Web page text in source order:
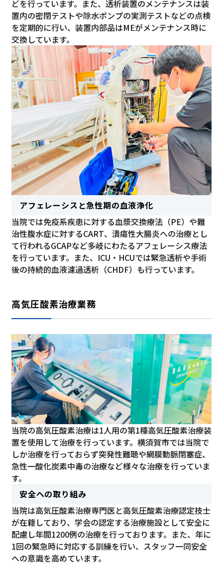
どを行っています。また、透析装置のメンテナンスは装
置内の密閉テストや除水ポンプの実測テストなどの点検
を定期的に行い、装置内部品はMEがメンテナンス時に
交換しています。
アフェレーシスと急性期の血液浄化
当院では免疫系疾患に対する血漿交換療法（PE）や難
治性腹水症に対するCART、潰瘍性大腸炎への治療とし
て行われるGCAPなど多岐にわたるアフェレーシス療法
を行っています。また、ICU・HCUでは緊急透析や手術
後の持続的血液濾過透析（CHDF）も行っています。
高気圧酸素治療業務
当院の高気圧酸素治療は1人用の第1種高気圧酸素治療装
置を使用して治療を行っています。横須賀市では当院で
しか治療を行っておらず突発性難聴や網膜動脈閉塞症、
急性一酸化炭素中毒の治療など様々な治療を行っていま
す。
安全への取り組み
当院は高気圧酸素治療専門医と高気圧酸素治療認定技士
が在籍しており、学会の認定する治療施設として安全に
配慮し年間1200例の治療を行っております。また、年に
1回の緊急時に対応する訓練を行い、スタッフ一同安全
への意識を高めています。